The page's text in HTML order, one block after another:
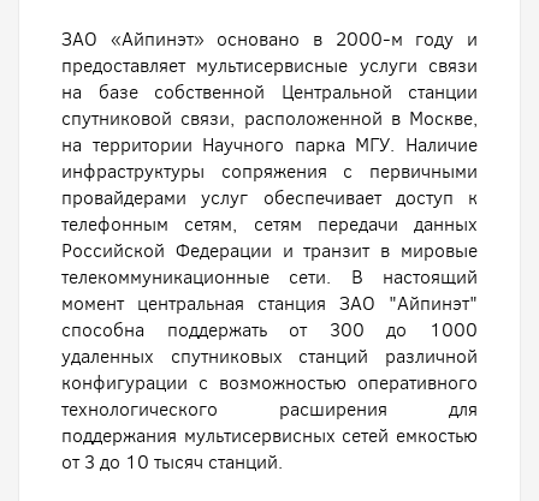
ЗАО «Айпинэт» основано в 2000-м году и
предоставляет мультисервисные услуги связи
на базе собственной Центральной станции
спутниковой связи, расположенной в Москве,
на территории Научного парка МГУ. Наличие
инфраструктуры сопряжения с первичными
провайдерами услуг обеспечивает доступ к
телефонным сетям, сетям передачи данных
Российской Федерации и транзит в мировые
телекоммуникационные сети. В настоящий
момент центральная станция ЗАО "Айпинэт"
способна поддержать от 300 до 1000
удаленных спутниковых станций различной
конфигурации с возможностью оперативного
технологического расширения для
поддержания мультисервисных сетей емкостью
от 3 до 10 тысяч станций.